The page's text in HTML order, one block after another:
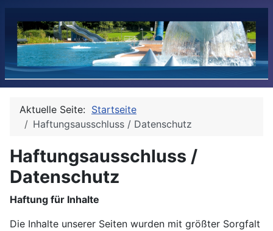
Aktuelle Seite: Startseite
Haftungsausschluss / Datenschutz
Haftungsausschluss /
Datenschutz
Haftung für Inhalte
Die Inhalte unserer Seiten wurden mit größter Sorgfalt